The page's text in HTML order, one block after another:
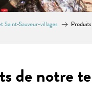
Saint-Sauveur-villages
de notre